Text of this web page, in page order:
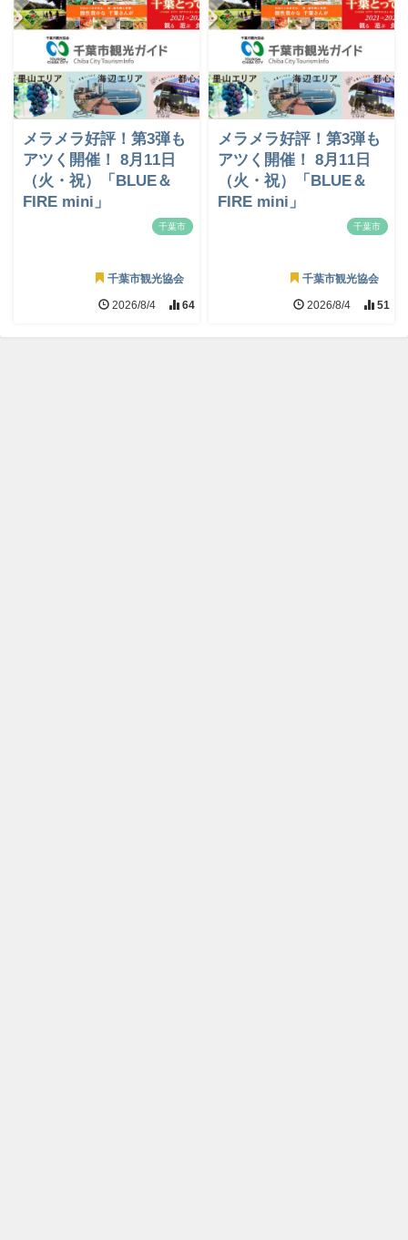
メラメラ好評！第3弾も
アツく開催！ 8月11日
（火・祝）「BLUE＆
FIRE mini」
千葉市
千葉市観光協会
2026/8/4 64
メラメラ好評！第3弾も
アツく開催！ 8月11日
（火・祝）「BLUE＆
FIRE mini」
千葉市
千葉市観光協会
2026/8/4 51